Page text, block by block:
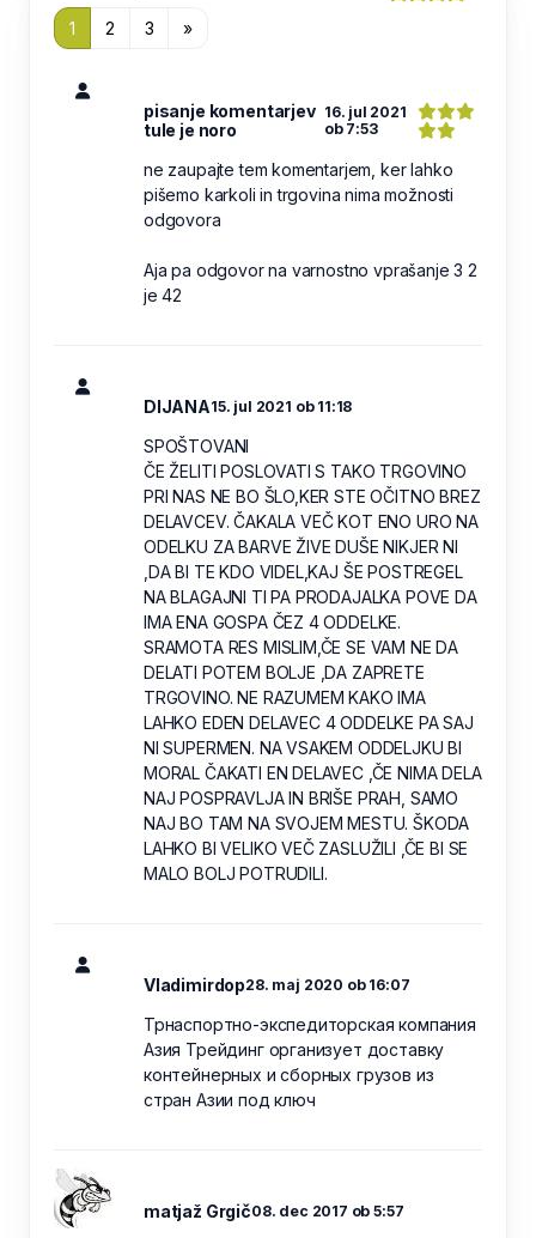
1 2 3 »
pisanje komentarjev
tule je noro
16. jul 2021
ob 7:53
ne zaupajte tem komentarjem, ker lahko
pišemo karkoli in trgovina nima možnosti
odgovora
Aja pa odgovor na varnostno vprašanje 3 2
je 42
DIJANA15. jul 2021 ob 11:18
SPOŠTOVANI
ČE ŽELITI POSLOVATI S TAKO TRGOVINO
PRI NAS NE BO ŠLO,KER STE OČITNO BREZ
DELAVCEV. ČAKALA VEČ KOT ENO URO NA
ODELKU ZA BARVE ŽIVE DUŠE NIKJER NI
,DA BI TE KDO VIDEL,KAJ ŠE POSTREGEL
NA BLAGAJNI TI PA PRODAJALKA POVE DA
IMA ENA GOSPA ČEZ 4 ODDELKE.
SRAMOTA RES MISLIM,ČE SE VAM NE DA
DELATI POTEM BOLJE ,DA ZAPRETE
TRGOVINO. NE RAZUMEM KAKO IMA
LAHKO EDEN DELAVEC 4 ODDELKE PA SAJ
NI SUPERMEN. NA VSAKEM ODDELJKU BI
MORAL ČAKATI EN DELAVEC ,ČE NIMA DELA
NAJ POSPRAVLJA IN BRIŠE PRAH, SAMO
NAJ BO TAM NA SVOJEM MESTU. ŠKODA
LAHKO BI VELIKO VEČ ZASLUŽILI ,ČE BI SE
MALO BOLJ POTRUDILI.
Vladimirdop28. maj 2020 ob 16:07
Трнаспортно-экспедиторская компания
Азия Трейдинг организует доставку
контейнерных и сборных грузов из
стран Азии под ключ
matjaž Grgič08. dec 2017 ob 5:57